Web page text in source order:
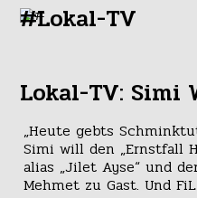
#Lokal-TV
Lokal-TV: Simi
„Heute gebts
Simi will den „Ernstfall
alias „Jilet Ayse“ und
Mehmet zu Gast. Und